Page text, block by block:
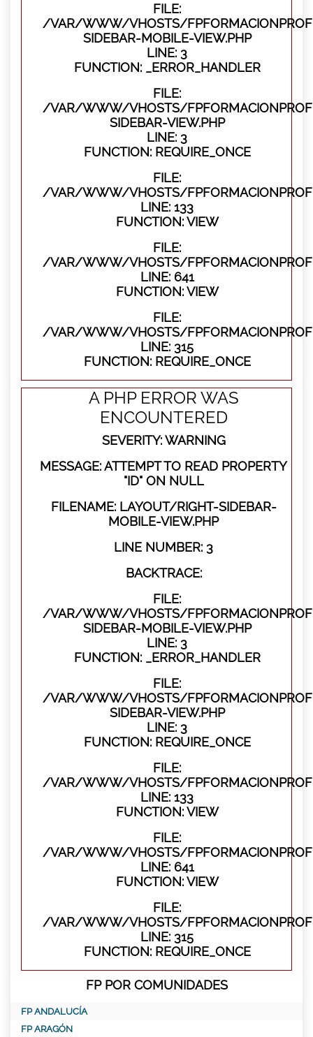
FILE:
/VAR/WWW/VHOSTS/
SIDEBAR-MOBILE-VIEW.PHP
LINE: 3
FUNCTION: _ERROR_HANDLER
FILE:
/VAR/WWW/VHOSTS/
SIDEBAR-VIEW.PHP
LINE: 3
FUNCTION: REQUIRE_ONCE
FILE:
/VAR/WWW/VHOSTS/
LINE: 133
FUNCTION: VIEW
FILE:
/VAR/WWW/VHOSTS/
LINE: 641
FUNCTION: VIEW
FILE:
/VAR/WWW/VHOSTS/
LINE: 315
FUNCTION: REQUIRE_ONCE
A PHP ERROR WAS
ENCOUNTERED
SEVERITY: WARNING
MESSAGE: ATTEMPT TO READ PROPERTY
"ID" ON NULL
FILENAME: LAYOUT/RIGHT-SIDEBAR-
MOBILE-VIEW.PHP
LINE NUMBER: 3
BACKTRACE:
FILE:
/VAR/WWW/VHOSTS/
SIDEBAR-MOBILE-VIEW.PHP
LINE: 3
FUNCTION: _ERROR_HANDLER
FILE:
/VAR/WWW/VHOSTS/
SIDEBAR-VIEW.PHP
LINE: 3
FUNCTION: REQUIRE_ONCE
FILE:
/VAR/WWW/VHOSTS/
LINE: 133
FUNCTION: VIEW
FILE:
/VAR/WWW/VHOSTS/
LINE: 641
FUNCTION: VIEW
FILE:
/VAR/WWW/VHOSTS/
LINE: 315
FUNCTION: REQUIRE_ONCE
FP POR COMUNIDADES
FP ANDALUCÍA
FP ARAGÓN